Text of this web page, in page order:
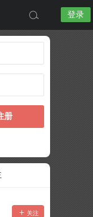
登录
册
关注